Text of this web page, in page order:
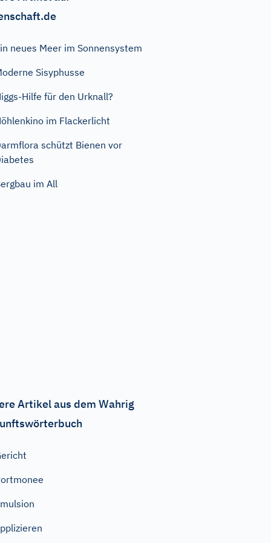
neues Meer im Sonnensystem
Sisyphusse
Hilfe für den Urknall?
im Flackerlicht
schützt Bienen vor
im All
Artikel aus dem Wahrig